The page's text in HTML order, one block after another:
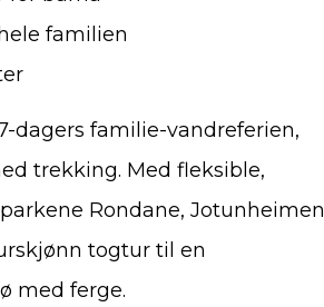
familien
dagers familie-vandreferien,
trekking. Med fleksible,
Rondane, Jotunheimen
togtur til en
med ferge.